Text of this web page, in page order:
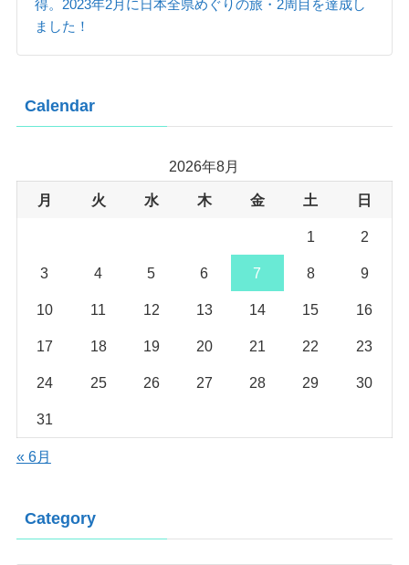
得。2023年2月に日本全県めぐりの旅・2周目を達成し
ました！
Calendar
2026年8月
月 火 水 木 金 土 日
1 2
3 4 5 6 7 8 9
10 11 12 13 14 15 16
17 18 19 20 21 22 23
24 25 26 27 28 29 30
31
« 6月
Category